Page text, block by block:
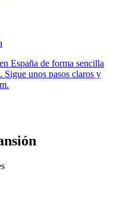
España de forma sencilla
Sigue unos pasos claros y